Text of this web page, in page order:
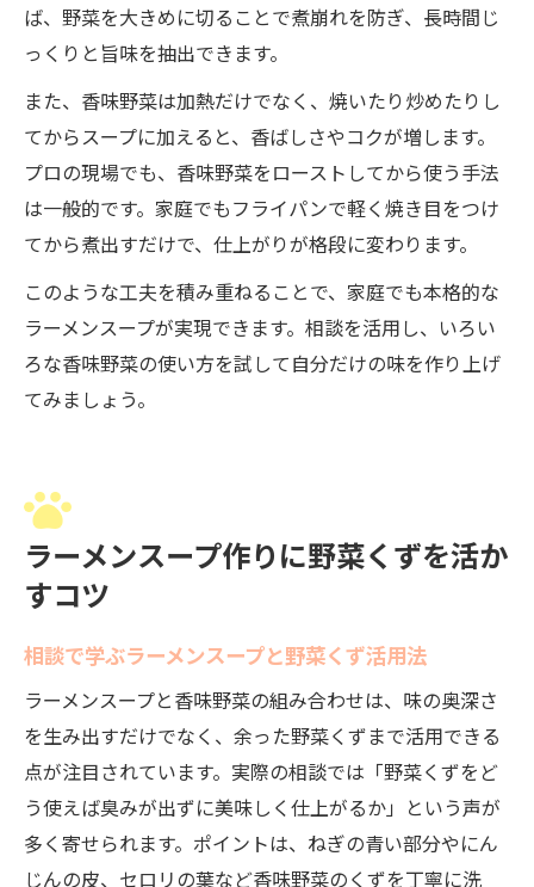
ば、野菜を大きめに切ることで煮崩れを防ぎ、長時間じ
っくりと旨味を抽出できます。
また、香味野菜は加熱だけでなく、焼いたり炒めたりし
てからスープに加えると、香ばしさやコクが増します。
プロの現場でも、香味野菜をローストしてから使う手法
は一般的です。家庭でもフライパンで軽く焼き目をつけ
てから煮出すだけで、仕上がりが格段に変わります。
このような工夫を積み重ねることで、家庭でも本格的な
ラーメンスープが実現できます。相談を活用し、いろい
ろな香味野菜の使い方を試して自分だけの味を作り上げ
てみましょう。
ラーメンスープ作りに野菜くずを活か
すコツ
相談で学ぶラーメンスープと野菜くず活用法
ラーメンスープと香味野菜の組み合わせは、味の奥深さ
を生み出すだけでなく、余った野菜くずまで活用できる
点が注目されています。実際の相談では「野菜くずをど
う使えば臭みが出ずに美味しく仕上がるか」という声が
多く寄せられます。ポイントは、ねぎの青い部分やにん